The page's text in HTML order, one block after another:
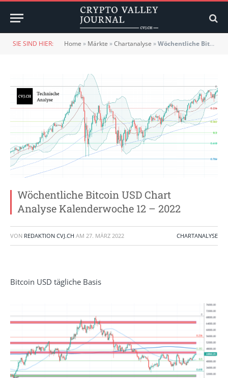
SIE SIND HIER: Home » Märkte »Chartanalyse »Wöchentliche Bitcoin USD Chart Analyse Kalenderwoche 12 – 2022
Wöchentliche Bitcoin USD Chart
Analyse Kalenderwoche 12 – 2022
VON REDAKTION CVJ.CH AM 27. MÄRZ 2022 CHARTANALYSE
Bitcoin USD tägliche Basis